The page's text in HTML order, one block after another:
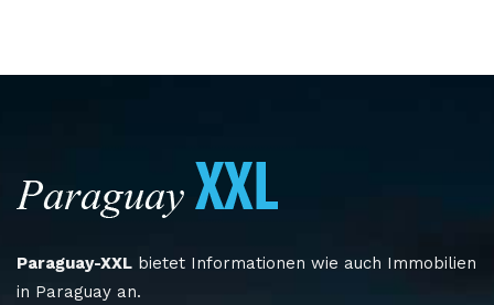
Paraguay-XXL bietet Informationen wie auch Immobilien
in Paraguay an.